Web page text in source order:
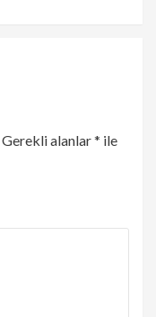
Gerekli alanlar* ile